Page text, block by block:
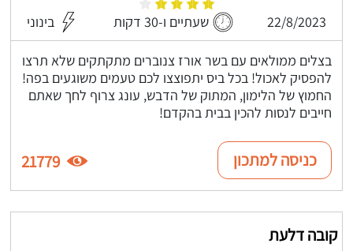
22/8/2023 שעתיים ו-30 דקות בינוני
בצלים ממולאים עם בשר אורז צנוברים מתקתקים שלא תרצו
להפסיק לאכול! בכל ביס יתפוצצו לכם טעמים משוגעים בפה!
החמוץ של הלימון, המתוק של הדבש, עונג צרוף לחך שאתם
חייבים לנסות להכין בבית בהקדם!
כניסה למתכון 21779
קובה דלעת